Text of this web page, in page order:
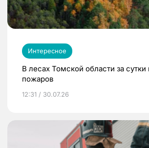
Интересное
В лесах Томской области за
пожаров
12:31 / 30.07.26